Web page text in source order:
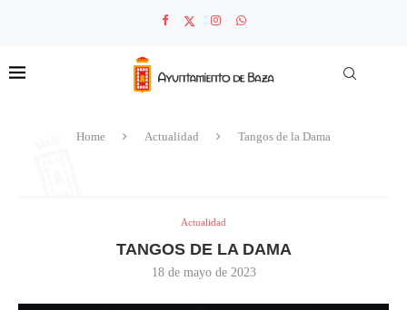
Home Actualidad Tangos de la Dama
Actualidad
TANGOS DE LA DAMA
18 de mayo de 2023